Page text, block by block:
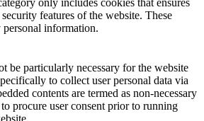
only includes cookies that ensures
features of the website. These
information.
be particularly necessary for the website
to collect user personal data via
contents are termed as non-necessary
procure user consent prior to running